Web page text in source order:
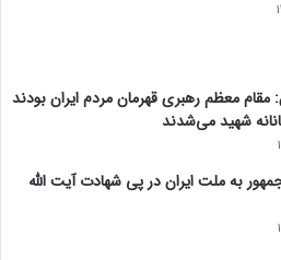
مقام معظم رهبری قهرمان مردم ایران بودند
شهید می‌شدند
به ملت ایران در پی شهادت آیت الله